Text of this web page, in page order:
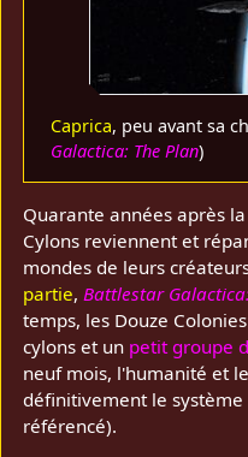
Caprica, peu avant sa
Galactica: The Plan)
Quarante années après
Cylons reviennent et
mondes de leurs
partie,Battlestar
temps, les Douze
cylons et un petit groupe
neuf mois, l'humanité et
définitivement le système
référencé).